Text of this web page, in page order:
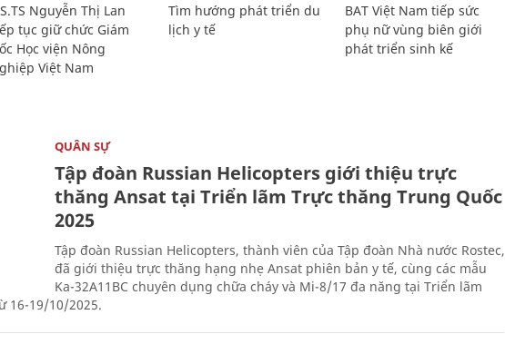
Nguyễn Thị Lan
tục giữ chức Giám
Học viện Nông
Việt Nam
Tìm hướng phát triển du
lịch y tế
BAT Việt Nam tiếp sức
phụ nữ vùng biên giới
phát triển sinh kế
QUÂN SỰ
Tập đoàn Russian Helicopters giới thiệu trực
thăng Ansat tại Triển lãm Trực thăng Trung Quốc
2025
Tập đoàn Russian Helicopters, thành viên của Tập đoàn Nhà nước Rostec,
đã giới thiệu trực thăng hạng nhẹ Ansat phiên bản y tế, cùng các mẫu
Ka-32A11BC chuyên dụng chữa cháy và Mi-8/17 đa năng tại Triển lãm
16-19/10/2025.